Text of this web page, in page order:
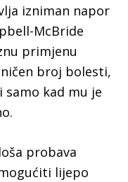
izniman napor
McBride
primjenu
broj bolesti,
kad mu je
probava
lijepo